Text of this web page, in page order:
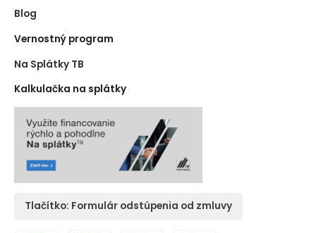
Blog
Vernostný program
Na Splátky TB
Kalkulačka na splátky
Tlačítko: Formulár odstúpenia od zmluvy